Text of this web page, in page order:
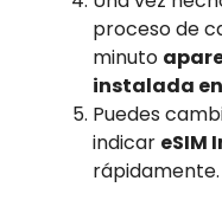
proceso de
minuto
instalada
Puedes
indicar eSIM
rápidamente.